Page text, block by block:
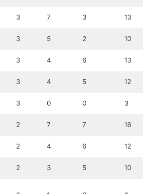
3 7 3 13
3 5 2 10
3 4 6 13
3 4 5 12
3 0 0 3
2 7 7 16
2 4 6 12
2 3 5 10